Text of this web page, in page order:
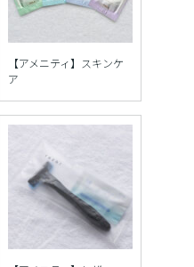
【アメニティ】スキンケ
ア